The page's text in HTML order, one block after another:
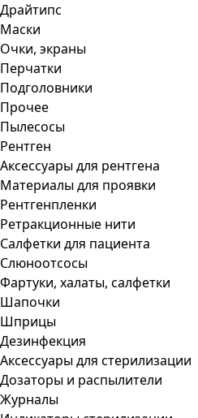
Драйтипс
Маски
Очки, экраны
Перчатки
Подголовники
Прочее
Пылесосы
Рентген
Аксессуары для рентгена
Материалы для проявки
Рентгенпленки
Ретракционные нити
Салфетки для пациента
Слюноотсосы
Фартуки, халаты, салфетки
Шапочки
Шприцы
Дезинфекция
Аксессуары для стерилизации
Дозаторы и распылители
Журналы